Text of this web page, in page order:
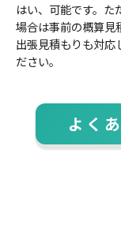
はい、可能です。た
場合は事前の概算見
出張見積もりも対応
ださい。
よく